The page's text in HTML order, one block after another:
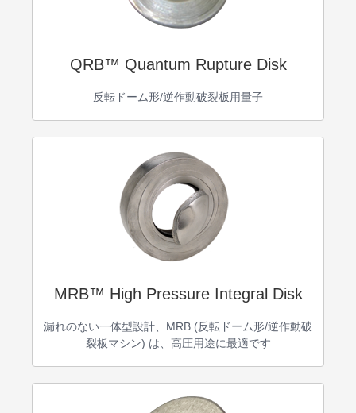
QRB™ Quantum Rupture Disk
反転ドーム形/逆作動破裂板用量子
MRB™ High Pressure Integral Disk
漏れのない一体型設計、MRB (反転ドーム形/逆作動破
裂板マシン) は、高圧用途に最適です